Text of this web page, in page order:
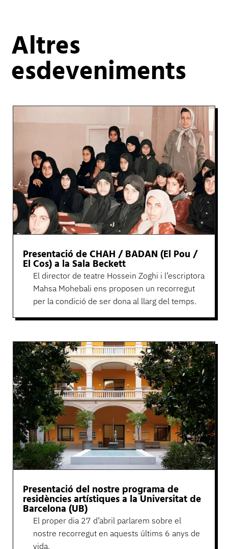
Altres
esdeveniments
Presentació de CHAH / BADAN (El Pou /
El Cos) a la Sala Beckett
El director de teatre Hossein Zoghi i l’escriptora
Mahsa Mohebali ens proposen un recorregut
per la condició de ser dona al llarg del temps.
Presentació del nostre programa de
residències artístiques a la Universitat de
Barcelona (UB)
El proper dia 27 d’abril parlarem sobre el
nostre recorregut en aquests últims 6 anys de
vida.